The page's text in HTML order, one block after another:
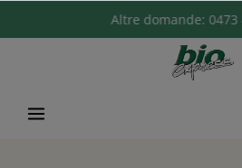
Altre domande: 0473